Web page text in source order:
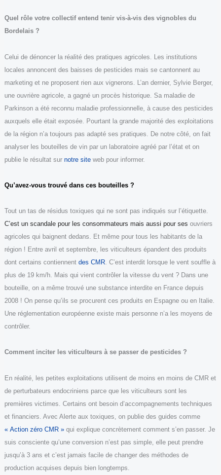
Quel rôlevotre collectif entend tenir vis-à-vis des vignobles d u
Bordelais?
Celui de dénoncer la réalité des pratiques agricoles
Les institutions
locales annoncentdes baisses de pesticides mais se cantonnent au
marketing et ne proposent rien aux vignerons . L’an dernier, Sylvie Berger,
une ouvrière agricole, a gagné un procès historique. Sa maladie de
Parkinson a été reconnu maladie professionnelle, à cause des pesticides
auxquels elle était exposée. Pourtant la grande majorité des exploitations
de la région n’a toujours pas adapté ses pratiques. De notre côté, onfait
analyser les bouteilles de vin par un laboratoire agréépar l’état et on
publiele résultat sur notre site web pour informer.
Qu’avez-vous trouvé dans ces bouteilles ?
Tout un tas de résidus toxiques qui ne sont pas indiqués sur l’étiquette.
C’est un scandale pour les consommateurs mais aussi pour ses ouvriers
agricoles qui baignent dedans. Et même pour tous les habitants de la
région ! Entre avril et septembre, les viticulteurs épandent des produits
dont certains contiennent des CMR. C’est interdit lorsque le vent souffle à
plus de 19 km/h. Mais qui vient contrôler la vitesse du vent ? Dans une
bouteille, on a même trouvé une substance interdite en France depuis
2008 ! On pense qu’ils se procurent ces produits en Espagne ou en Italie.
Une réglementation européenne existe mais personne n’a les moyens de
contrôler.
Comment inciter les viticulteurs à se passer de pesticides ?
En réalité, les petites exploitations utilisent de moins en moins de CMR et
de perturbateurs endocriniens parce que les viticulteurs sont les
premières victimes. Certains ont besoin d’accompagnements techniques
et financiers. Avec Alerte aux toxiques, on publie des guides comme
« Action zéro CMR »qui explique concrètement comment s’en passer. Je
suis consciente qu’une conversion n’est pas simple, elle peut prendre
jusqu’à 3 ans et c’est jamais facile de changer des méthodes de
production acquises depuis bien longtemps.